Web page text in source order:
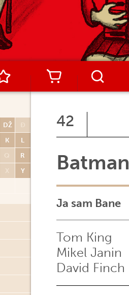
DŽ
Đ
K
L
Q
R
X
Y
42
Ja sam Bane
Tom King
Mikel Janin
David Finch